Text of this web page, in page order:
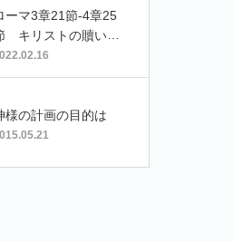
ーマ3章21節-4章25
キリストの贖いの
業により
様の計画の目的は